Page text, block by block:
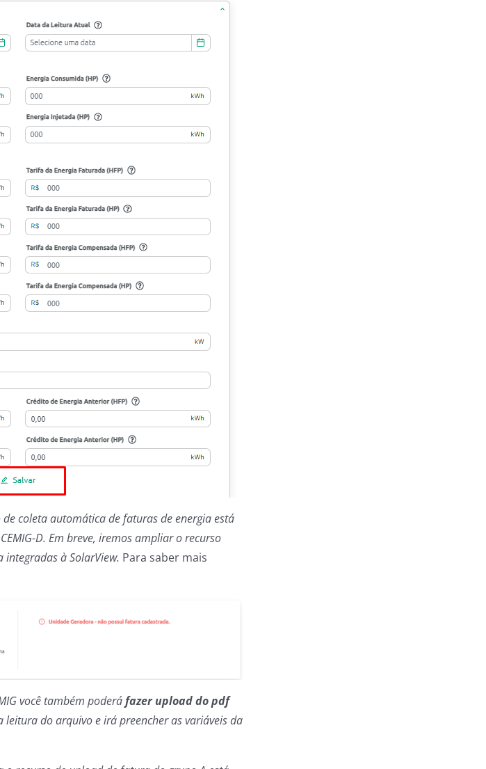
coleta automática de faturas de energia está
D. Em breve, iremos ampliar o recurso
integradas à SolarView. Para saber mais
você também poderáfazer upload do pdf
leitura do arquivo e irá preencher as variáveis da